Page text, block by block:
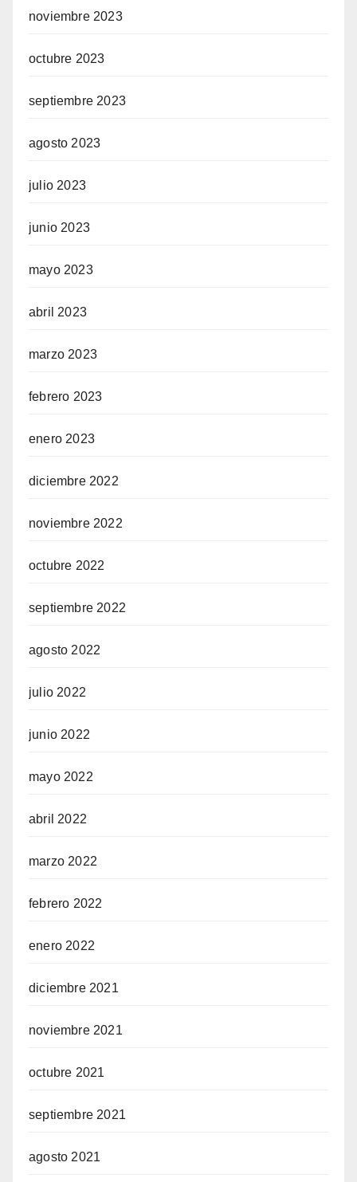
noviembre 2023
octubre 2023
septiembre 2023
agosto 2023
julio 2023
junio 2023
mayo 2023
abril 2023
marzo 2023
febrero 2023
enero 2023
diciembre 2022
noviembre 2022
octubre 2022
septiembre 2022
agosto 2022
julio 2022
junio 2022
mayo 2022
abril 2022
marzo 2022
febrero 2022
enero 2022
diciembre 2021
noviembre 2021
octubre 2021
septiembre 2021
agosto 2021